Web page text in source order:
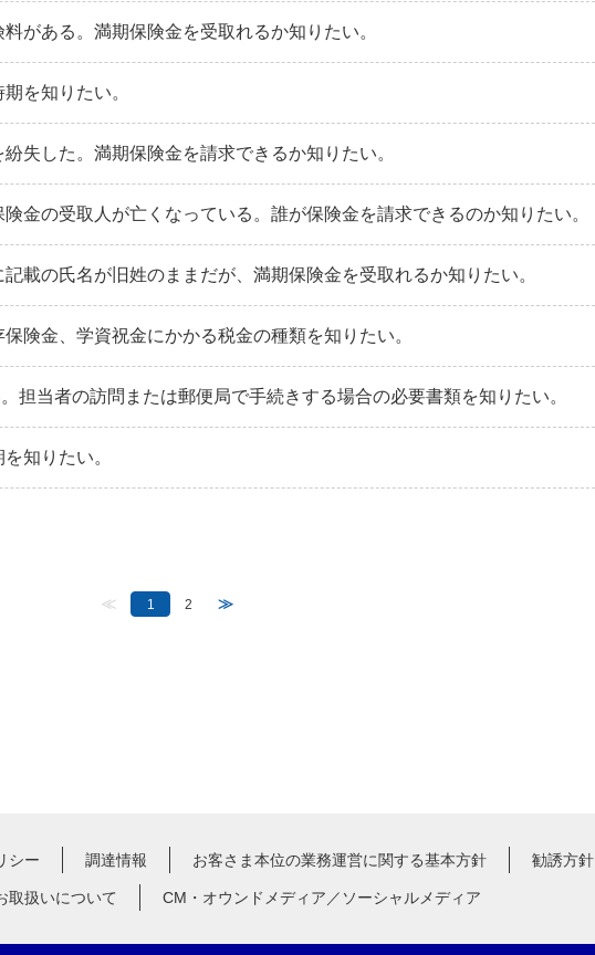
がある。満期保険金を受取れるか知りたい。
を知りたい。
失した。満期保険金を請求できるか知りたい。
金の受取人が亡くなっている。誰が保険金を請求できるのか知りたい。
載の氏名が旧姓のままだが、満期保険金を受取れるか知りたい。
険金、学資祝金にかかる税金の種類を知りたい。
担当者の訪問または郵便局で手続きする場合の必要書類を知りたい。
知りたい。
≪ 1 2 ≫
シー 調達情報 お客さま本位の業務運営に関する基本方針 勧誘方針
取扱いについて CM・オウンドメディア／ソーシャルメディア